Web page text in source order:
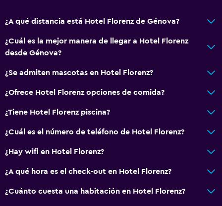
¿A qué distancia está Hotel Florenz de Génova?
¿Cuál es la mejor manera de llegar a Hotel Florenz
desde Génova?
¿Se admiten mascotas en Hotel Florenz?
¿Ofrece Hotel Florenz opciones de comida?
¿Tiene Hotel Florenz piscina?
¿Cuál es el número de teléfono de Hotel Florenz?
¿Hay wifi en Hotel Florenz?
¿A qué hora es el check-out en Hotel Florenz?
¿Cuánto cuesta una habitación en Hotel Florenz?